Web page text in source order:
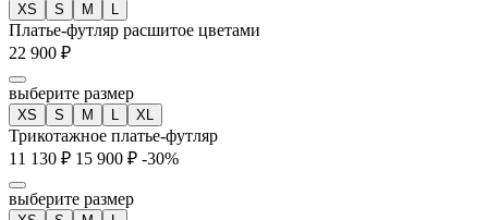
XS S M L
Платье-футляр расшитое цветами
22 900 ₽
выберите размер
XS S M L XL
Трикотажное платье-футляр
11 130 ₽ 15 900 ₽ -30%
выберите размер